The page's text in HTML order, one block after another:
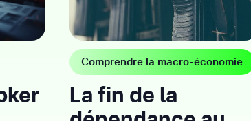
Comprendre la macro-économie
La fin de la